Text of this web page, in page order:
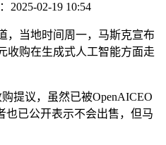
2025-02-19 10:54
当地时间周一，马斯克宣布
收购在生成式人工智能方面走
议，虽然已被OpenAICEO
也已公开表示不会出售，但马